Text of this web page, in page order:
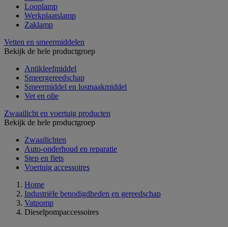
Looplamp
Werkplaatslamp
Zaklamp
Vetten en smeermiddelen
Bekijk de hele productgroep
Antikleefmiddel
Smeergereedschap
Smeermiddel en losmaakmiddel
Vet en olie
Zwaailicht en voertuig producten
Bekijk de hele productgroep
Zwaailichten
Auto-onderhoud en reparatie
Step en fiets
Voertuig accessoires
Home
Industriële benodigdheden en gereedschap
Vatpomp
Dieselpompaccessoires